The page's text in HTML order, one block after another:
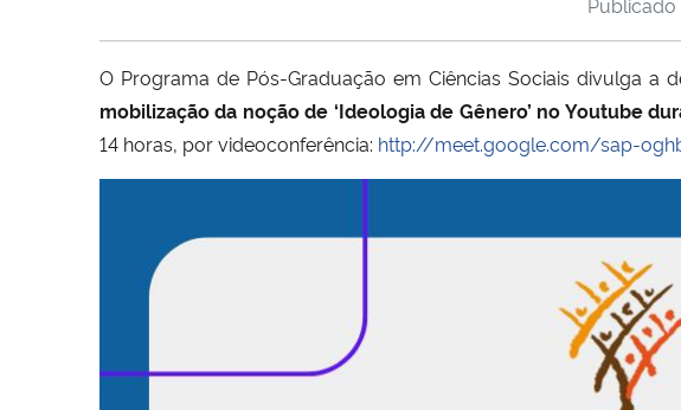
O Programa de Pós-Graduação em Ciências Sociais divulga a
mobilização da noção de ‘Ideologia de Gênero’ no Youtube
14 horas, por videoconferência: http://meet.google.com/sap-